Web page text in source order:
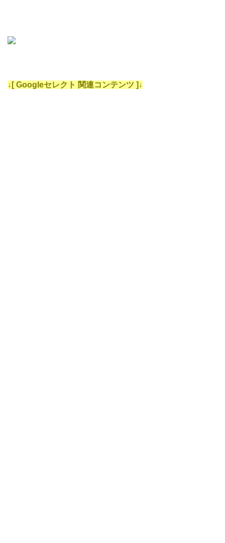
↓[ Googleセレクト 関連コンテンツ ]↓